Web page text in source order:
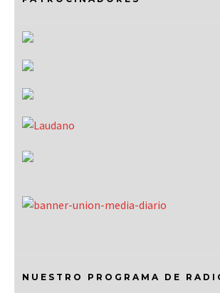
NUESTRO PROGRAMA DE